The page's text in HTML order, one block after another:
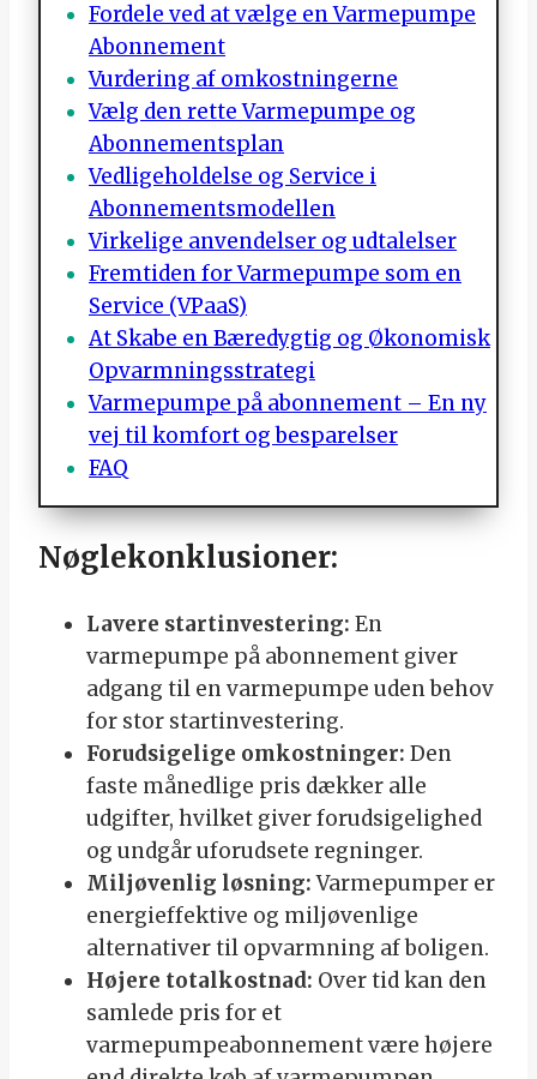
Fordele ved at vælge en Varmepumpe
Abonnement
Vurdering af omkostningerne
Vælg den rette Varmepumpe og
Abonnementsplan
Vedligeholdelse og Service i
Abonnementsmodellen
Virkelige anvendelser og udtalelser
Fremtiden for Varmepumpe som en
Service (VPaaS)
At Skabe en Bæredygtig og Økonomisk
Opvarmningsstrategi
Varmepumpe på abonnement – En ny
vej til komfort og besparelser
FAQ
Nøglekonklusioner:
Lavere startinvestering: En
varmepumpe på abonnement giver
adgang til en varmepumpe uden behov
for stor startinvestering.
Forudsigelige omkostninger: Den
faste månedlige pris dækker alle
udgifter, hvilket giver forudsigelighed
og undgår uforudsete regninger.
Miljøvenlig løsning:Varmepumper er
energieffektive og miljøvenlige
alternativer til opvarmning af boligen.
Højere totalkostnad: Over tid kan den
samlede pris for et
varmepumpeabonnement være højere